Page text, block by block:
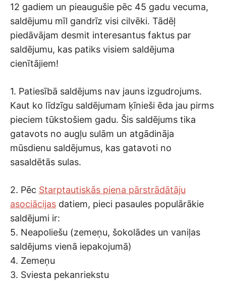
12 gadiem un pieaugušie pēc 45 gadu vecuma,
saldējumu mīl gandrīz visi cilvēki. Tādēļ
piedāvājam desmit interesantus faktus par
saldējumu, kas patiks visiem saldējuma
cienītājiem!
1. Patiesībā saldējums nav jauns izgudrojums.
Kaut ko līdzīgu saldējumam ķīnieši ēda jau pirms
pieciem tūkstošiem gadu. Šis saldējums tika
gatavots no augļu sulām un atgādināja
mūsdienu saldējumus, kas gatavoti no
sasaldētās sulas.
2. Pēc Starptautiskās piena pārstrādātāju
asociācijas datiem, pieci pasaules populārākie
saldējumi ir:
5. Neapoliešu (zemeņu, šokolādes un vaniļas
saldējums vienā iepakojumā)
4. Zemeņu
3. Sviesta pekanriekstu